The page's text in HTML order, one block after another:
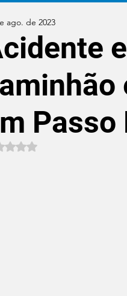
Passo
ago. de 2023
Avaliado com NaN de 5